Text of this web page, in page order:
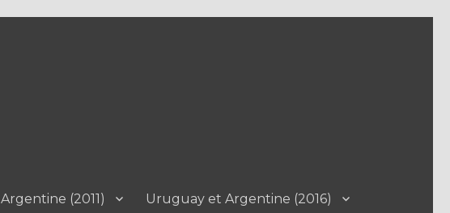
Argentine (2011) Uruguay et Argentine (2016)